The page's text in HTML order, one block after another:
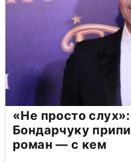
«Не просто
Бондарчуку
роман — с кем